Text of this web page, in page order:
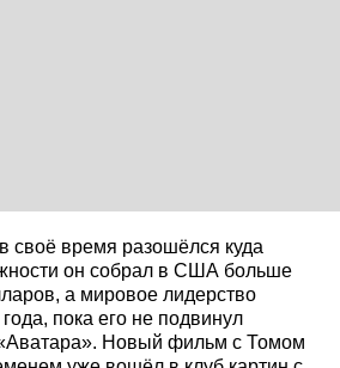
своё время разошёлся куда
он собрал в США больше
а мировое лидерство
пока его не подвинул
Новый фильм с Томом